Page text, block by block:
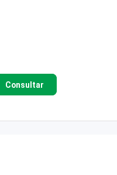
Consultar